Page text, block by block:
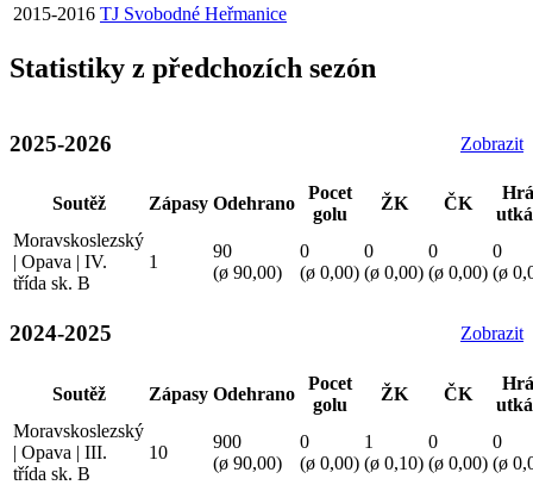
2015-2016 TJ Svobodné Heřmanice
Statistiky z předchozích sezón
2025-2026 Zobrazit
Soutěž Zápasy Odehrano
Pocet
golu
ŽK ČK
Moravskoslezský
| Opava | IV.
třída sk. B
1
90
(ø 90,00)
0
(ø 0,00)
0
(ø 0,00)
0
(ø 0,00)
0
(ø
2024-2025 Zobrazit
Soutěž Zápasy Odehrano
Pocet
golu
ŽK ČK
Moravskoslezský
| Opava | III.
třída sk. B
10
900
(ø 90,00)
0
(ø 0,00)
1
(ø 0,10)
0
(ø 0,00)
0
(ø